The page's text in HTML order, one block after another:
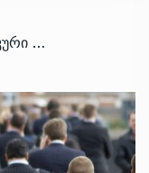
/ ADB-იმ საქართველოს ეკონომიკური ზრდის პროგნოზი გაზარდა